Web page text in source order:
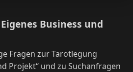
Business und
Fragen zur Tarotlegung
Projekt“ und zu Suchanfragen